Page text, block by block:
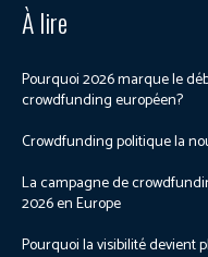
À lire
Pourquoi 2026 marque le
crowdfunding européen?
Crowdfunding politique la
La campagne de
2026 en Europe
Pourquoi la visibilité devient